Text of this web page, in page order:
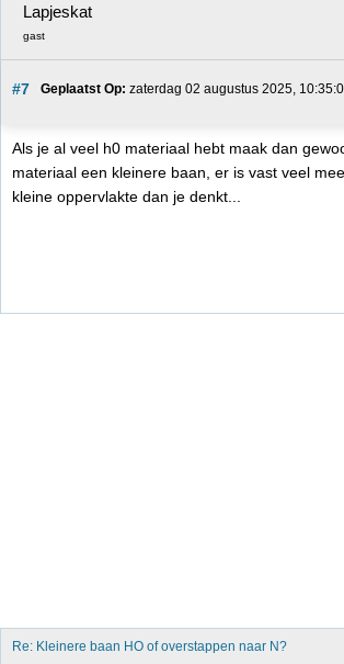
Lapjeskat
gast
#7 Geplaatst Op: zaterdag 02 augustus 2025,
Als je al veel h0 materiaal hebt maak dan
materiaal een kleinere baan, er is vast veel
kleine oppervlakte dan je denkt...
Re: Kleinere baan HO of overstappen naar N?